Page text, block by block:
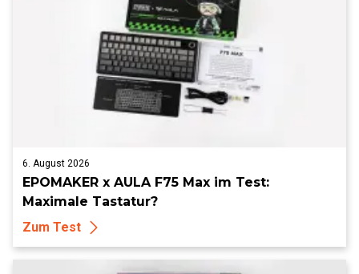
6. August 2026
EPOMAKER x AULA F75 Max im Test:
Maximale Tastatur?
Zum Test